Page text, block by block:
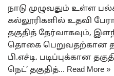
நாடு முழுவதும் உள்ள
கல்லூரிகளில் உதவி
தகுதித் தேர்வாகவும்,
தொகை பெறுவதற்கான
பி.எச்டி. படிப்புக்கான
நெட்’ தகுதித்… Read More »